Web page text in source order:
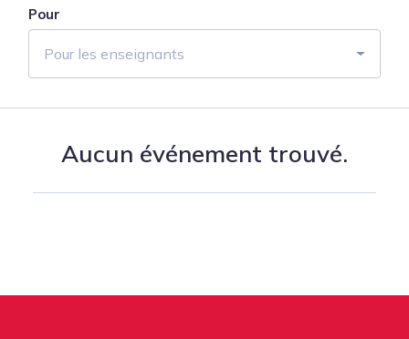
Pour
Pour les enseignants
Aucun événement trouvé.